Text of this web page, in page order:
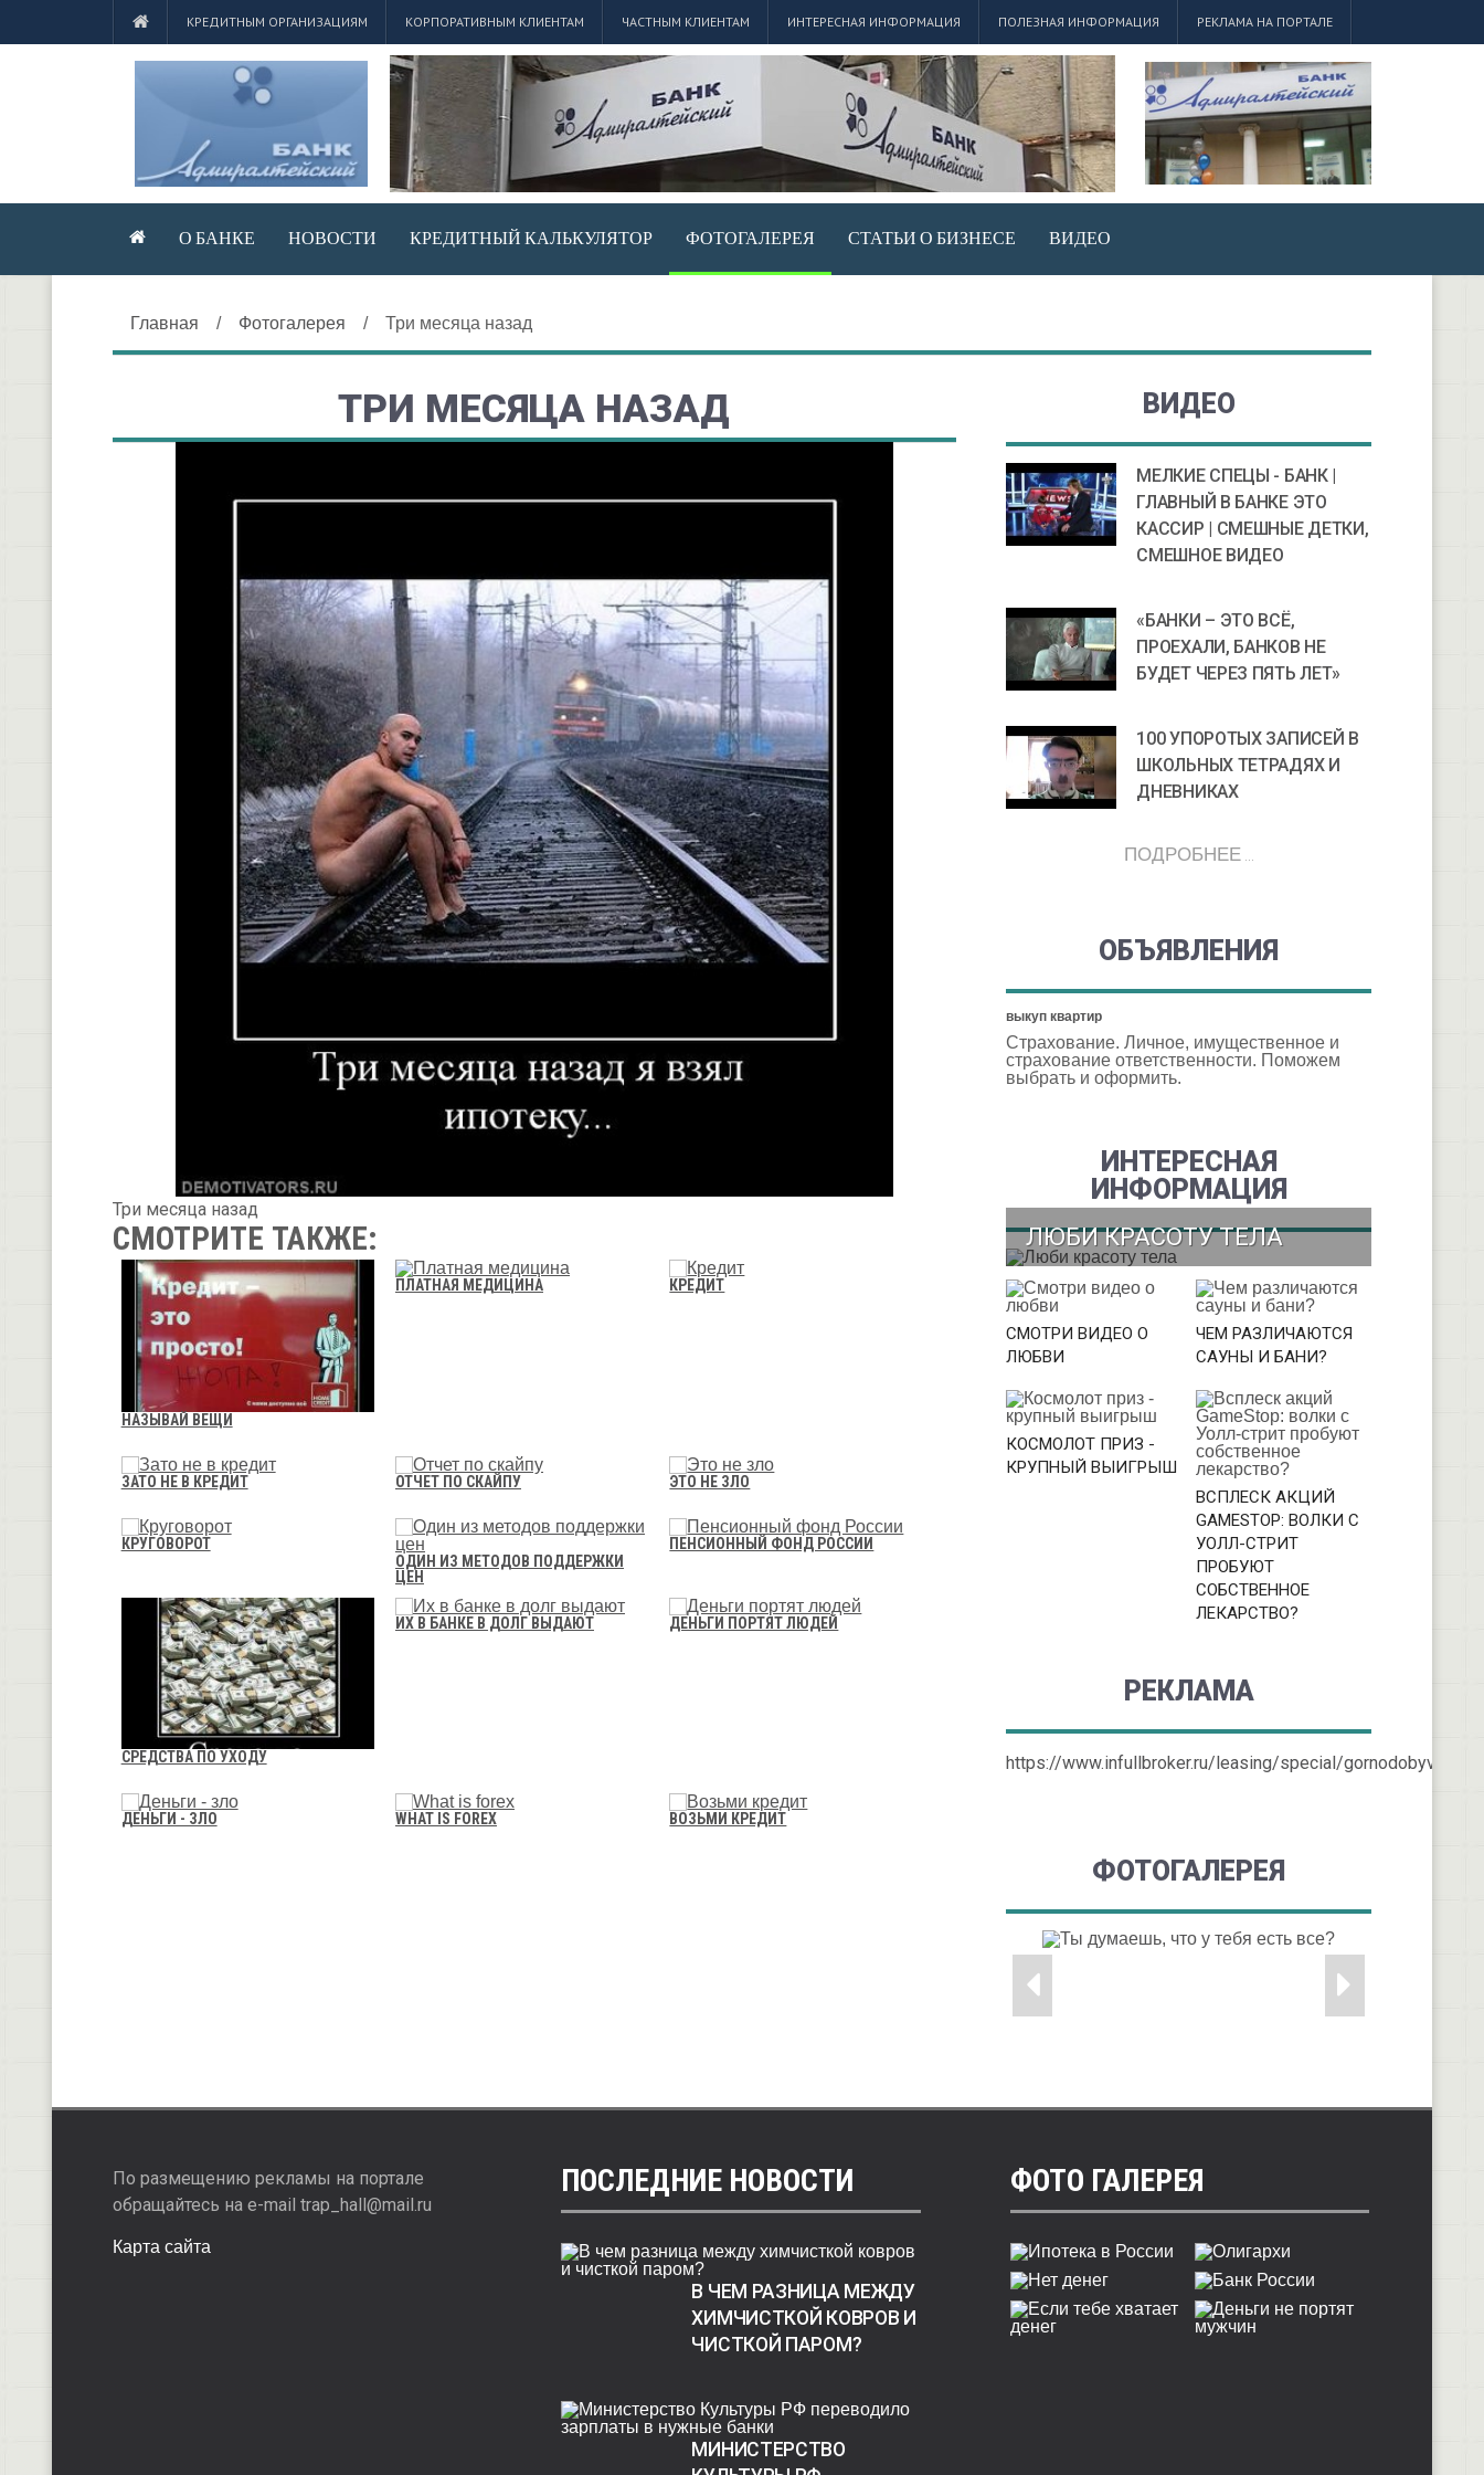
КРЕДИТНЫМ ОРГАНИЗАЦИЯМ КОРПОРАТИВНЫМ КЛИЕНТАМ ЧАСТНЫМ КЛИЕНТАМ ИНТЕРЕСНАЯ ИНФОРМАЦИЯ ПОЛЕЗНАЯ ИНФОРМАЦИЯ РЕКЛАМА НА ПОРТАЛЕ
О БАНКЕ НОВОСТИ КРЕДИТНЫЙ КАЛЬКУЛЯТОР ФОТОГАЛЕРЕЯ СТАТЬИ О БИЗНЕСЕ ВИДЕО
Главная / Фотогалерея / Три месяца назад
ТРИ МЕСЯЦА НАЗАД
Три месяца назад
СМОТРИТЕ ТАКЖЕ:
НАЗЫВАЙ ВЕЩИ
ПЛАТНАЯ МЕДИЦИНА КРЕДИТ
ЗАТО НЕ В КРЕДИТ ОТЧЕТ ПО СКАЙПУ ЭТО НЕ ЗЛО
КРУГОВОРОТ
ОДИН ИЗ МЕТОДОВ ПОДДЕРЖКИ
ЦЕН
ПЕНСИОННЫЙ ФОНД РОССИИ
СРЕДСТВА ПО УХОДУ
ИХ В БАНКЕ В ДОЛГ ВЫДАЮТ ДЕНЬГИ ПОРТЯТ ЛЮДЕЙ
ДЕНЬГИ - ЗЛО WHAT IS FOREX ВОЗЬМИ КРЕДИТ
ВИДЕО
МЕЛКИЕ СПЕЦЫ - БАНК |
ГЛАВНЫЙ В БАНКЕ ЭТО
КАССИР | СМЕШНЫЕ ДЕТКИ,
СМЕШНОЕ ВИДЕО
«БАНКИ – ЭТО ВСЁ,
ПРОЕХАЛИ, БАНКОВ НЕ
БУДЕТ ЧЕРЕЗ ПЯТЬ ЛЕТ»
100 УПОРОТЫХ ЗАПИСЕЙ В
ШКОЛЬНЫХ ТЕТРАДЯХ И
ДНЕВНИКАХ
ПОДРОБНЕЕ ...
ОБЪЯВЛЕНИЯ
выкуп квартир
Страхование. Личное, имущественное и
страхование ответственности. Поможем
выбрать и оформить.
ИНТЕРЕСНАЯ
ИНФОРМАЦИЯ
ЛЮБИ КРАСОТУ ТЕЛА
СМОТРИ ВИДЕО О
ЛЮБВИ
ЧЕМ РАЗЛИЧАЮТСЯ
САУНЫ И БАНИ?
КОСМОЛОТ ПРИЗ -
КРУПНЫЙ ВЫИГРЫШ
ВСПЛЕСК АКЦИЙ
GAMESTOP: ВОЛКИ С
УОЛЛ-СТРИТ
ПРОБУЮТ
СОБСТВЕННОЕ
ЛЕКАРСТВО?
РЕКЛАМА
https://www.infullbroker.ru/leasing/special/
ФОТОГАЛЕРЕЯ
По размещению рекламы на портале
обращайтесь на e-mail trap_hall@mail.ru
Карта сайта
ПОСЛЕДНИЕ НОВОСТИ
В ЧЕМ РАЗНИЦА МЕЖДУ
ХИМЧИСТКОЙ КОВРОВ И
ЧИСТКОЙ ПАРОМ?
МИНИСТЕРСТВО
ФОТО ГАЛЕРЕЯ